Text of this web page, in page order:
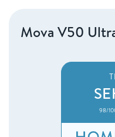
Mova V50
98/